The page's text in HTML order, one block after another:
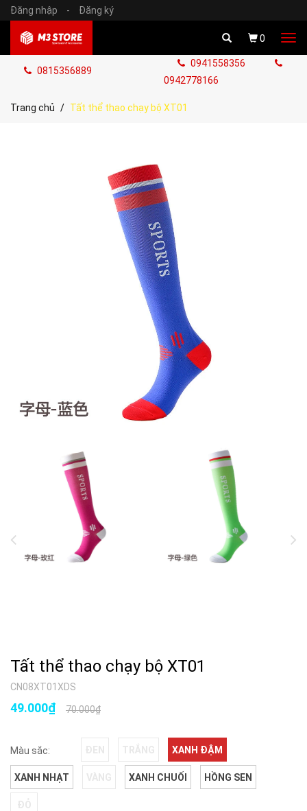
Đăng nhập - Đăng ký
0
0815356889
0941558356
0942778166
Trang chủ Tất thể thao chạy bộ XT01
Tất thể thao chạy bộ XT01
CN08XT01XDS
70.000₫
49.000₫
Màu sắc: XANH ĐẬM
XANH NHẠT XANH CHUỐI HỒNG SEN